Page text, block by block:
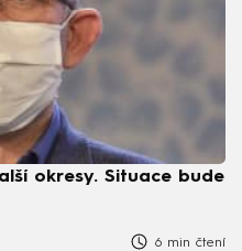
okresy. Situace bude
6 min čtení